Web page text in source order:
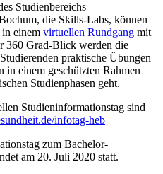
Studienbereichs
die Skills-Labs, können
in einem virtuellen Rundgang mit
360 Grad-Blick werden die
praktische Übungen
in einem geschützten Rahmen
Studienphasen geht.
Studieninformationstag sind
infotag-heb
zum Bachelor-
am 20. Juli 2020 statt.